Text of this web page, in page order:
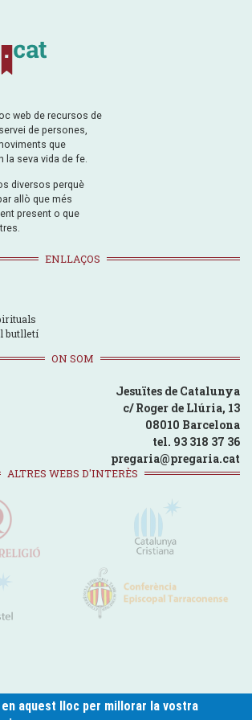
web de recursos de
de persones,
que
la seva vida de fe.
diversos perquè
allò que més
present o que
ENLLAÇOS
butlletí
ON SOM
Jesuïtes de Catalunya
c/ Roger de Llúria, 13
08010 Barcelona
tel. 93 318 37 36
pregaria@pregaria.cat
ALTRES WEBS D'INTERÈS
aquest lloc per millorar la vostra